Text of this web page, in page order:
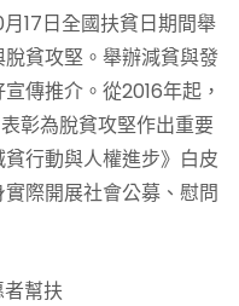
17日全國扶貧日期間舉
貧攻堅。舉辦減貧與發
傳推介。從2016年起，
彰為脫貧攻堅作出重要
行動與人權進步》白皮
際開展社會公募、慰問
幫扶